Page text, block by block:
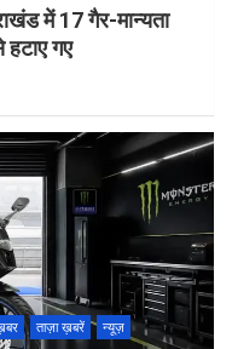
में 17 गैर-मान्यता
गए
ताज़ा ख़बरें
न्यूज़